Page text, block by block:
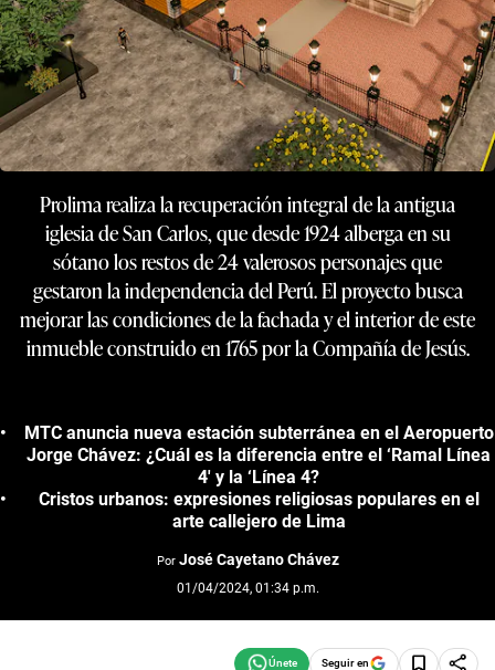
Prolima realiza la recuperación integral de la antigua
iglesia de San Carlos, que desde 1924 alberga en su
sótano los restos de 24 valerosos personajes que
gestaron la independencia del Perú. El proyecto busca
mejorar las condiciones de la fachada y el interior de este
inmueble construido en 1765 por la Compañía de Jesús.
MTC anuncia nueva estación subterránea en el Aeropuerto
Jorge Chávez: ¿Cuál es la diferencia entre el ‘Ramal Línea
4′ y la ‘Línea 4?
Cristos urbanos: expresiones religiosas populares en el
arte callejero de Lima
Por José Cayetano Chávez
01/04/2024, 01:34 p.m.
Seguir en